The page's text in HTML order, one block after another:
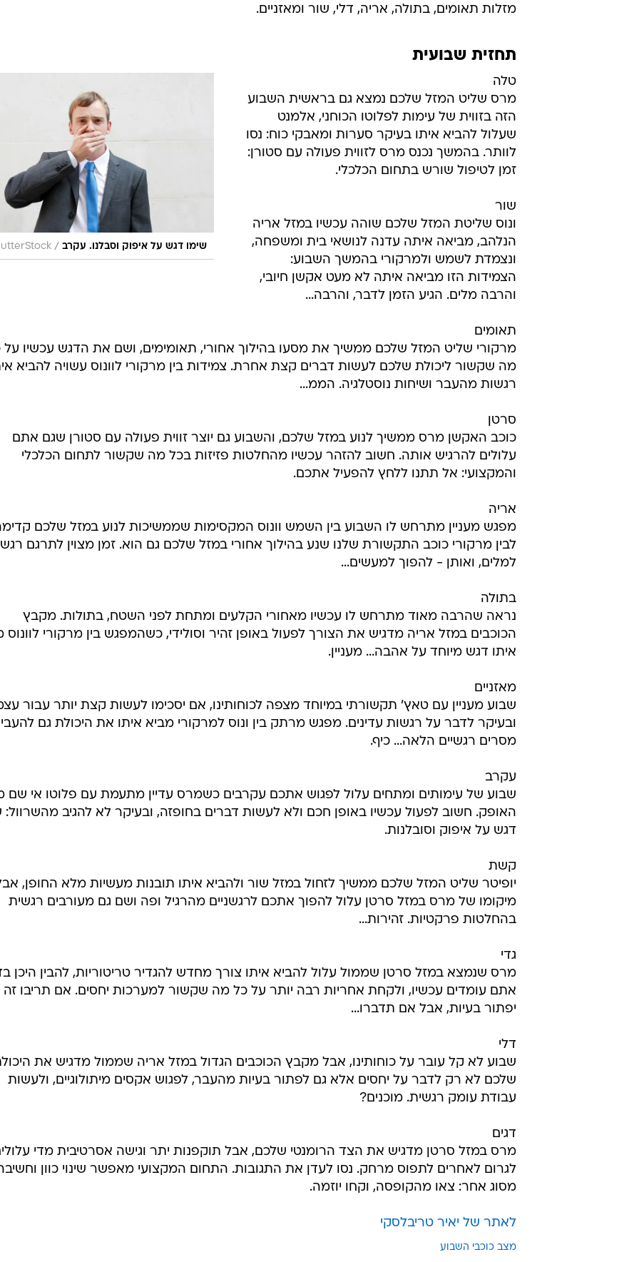
מזלות תאומים, בתולה, אריה, דלי, שור ומאזניים.
תחזית שבועית
שימו דגש על איפוק וסבלנו. עקרב /
טלה
מרס שליט המזל שלכם נמצא גם בראשית השבוע
הזה בזווית של עימות לפלוטו הכוחני, אלמנט
שעלול להביא איתו בעיקר סערות ומאבקי כוח: נסו
לוותר. בהמשך נכנס מרס לזווית פעולה עם סטורן:
זמן לטיפול שורש בתחום הכלכלי.
שור
ונוס שליטת המזל שלכם שוהה עכשיו במזל אריה
הנלהב, מביאה איתה עדנה לנושאי בית ומשפחה,
ונצמדת לשמש ולמרקורי בהמשך השבוע:
הצמידות הזו מביאה איתה לא מעט אקשן חיובי,
והרבה מלים. הגיע הזמן לדבר, והרבה...
תאומים
מרקורי שליט המזל שלכם ממשיך את מסעו בהילוך אחורי, תאומימים, ושם את הדגש עכשיו על
מה שקשור ליכולת שלכם לעשות דברים קצת אחרת. צמידות בין מרקורי לוונוס עשויה להביא
רגשות מהעבר ושיחות נוסטלגיה. הממ...
סרטן
כוכב האקשן מרס ממשיך לנוע במזל שלכם, והשבוע גם יוצר זווית פעולה עם סטורן שגם אתם
עלולים להרגיש אותה. חשוב להזהר עכשיו מהחלטות פזיזות בכל מה שקשור לתחום הכלכלי
והמקצועי: אל תתנו ללחץ להפעיל אתכם.
אריה
מפגש מעניין מתרחש לו השבוע בין השמש וונוס המקסימות שממשיכות לנוע במזל שלכם
לבין מרקורי כוכב התקשורת שלנו שנע בהילוך אחורי במזל שלכם גם הוא. זמן מצוין לתרגם
למלים, ואותן - להפוך למעשים...
בתולה
נראה שהרבה מאוד מתרחש לו עכשיו מאחורי הקלעים ומתחת לפני השטח, בתולות. מקבץ
הכוכבים במזל אריה מדגיש את הצורך לפעול באופן זהיר וסולידי, כשהמפגש בין מרקורי לוונוס
איתו דגש מיוחד על אהבה... מעניין.
מאזניים
שבוע מעניין עם טאץ' תקשורתי במיוחד מצפה לכוחותינו, אם יסכימו לעשות קצת יותר עבור
ובעיקר לדבר על רגשות עדינים. מפגש מרתק בין ונוס למרקורי מביא איתו את היכולת גם
מסרים רגשיים הלאה... כיף.
עקרב
שבוע של עימותים ומתחים עלול לפגוש אתכם עקרבים כשמרס עדיין מתעמת עם פלוטו אי שם
האופק. חשוב לפעול עכשיו באופן חכם ולא לעשות דברים בחופזה, ובעיקר לא להגיב מהשרוול:
דגש על איפוק וסובלנות.
קשת
יופיטר שליט המזל שלכם ממשיך לזחול במזל שור ולהביא איתו תובנות מעשיות מלא החופן,
מיקומו של מרס במזל סרטן עלול להפוך אתכם לרגשניים מהרגיל ופה ושם גם מעורבים רגשית
בהחלטות פרקטיות. זהירות...
גדי
מרס שנמצא במזל סרטן שממול עלול להביא איתו צורך מחדש להגדיר טריטוריות, להבין היכן
אתם עומדים עכשיו, ולקחת אחריות רבה יותר על כל מה שקשור למערכות יחסים. אם תריבו
יפתור בעיות, אבל אם תדברו...
דלי
שבוע לא קל עובר על כוחותינו, אבל מקבץ הכוכבים הגדול במזל אריה שממול מדגיש את
שלכם לא רק לדבר על יחסים אלא גם לפתור בעיות מהעבר, לפגוש אקסים מיתולוגיים, ולעשות
עבודת עומק רגשית. מוכנים?
דגים
מרס במזל סרטן מדגיש את הצד הרומנטי שלכם, אבל תוקפנות יתר וגישה אסרטיבית מדי
לגרום לאחרים לתפוס מרחק. נסו לעדן את התגובות. התחום המקצועי מאפשר שינוי כוון
מסוג אחר: צאו מהקופסה, וקחו יוזמה.
לאתר של יאיר טריבלסקי
מצב כוכבי השבוע